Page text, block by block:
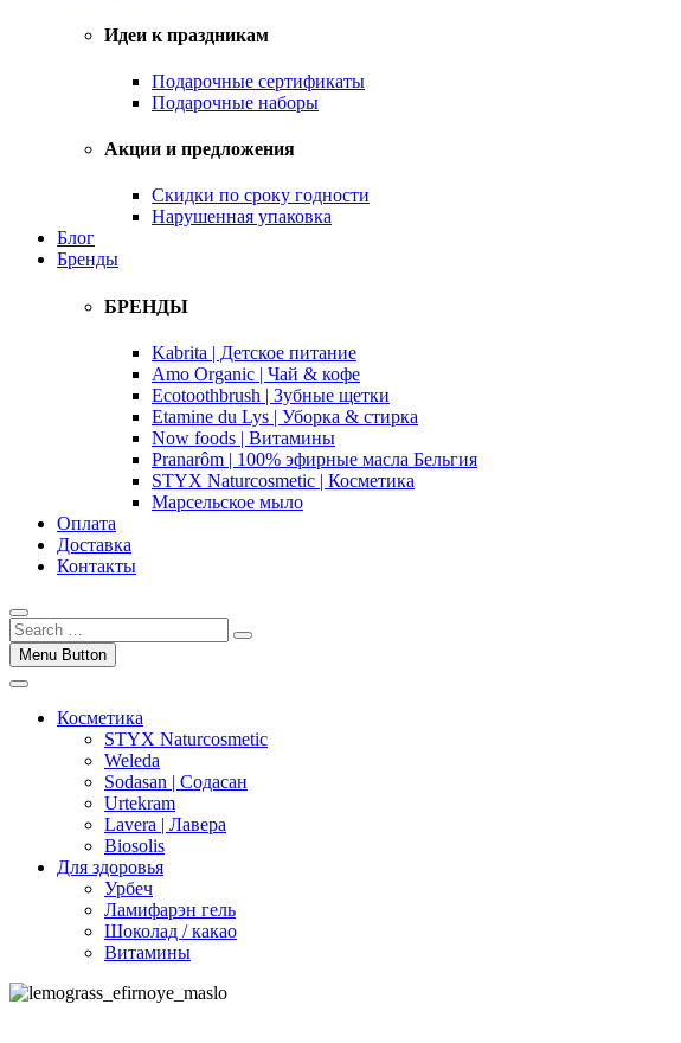
Идеи к праздникам
Подарочные сертификаты
Подарочные наборы
Акции и предложения
Скидки по сроку годности
Нарушенная упаковка
Блог
Бренды
БРЕНДЫ
Kabrita | Детское питание
Amo Organic | Чай & кофе
Ecotoothbrush | Зубные щетки
Etamine du Lys | Уборка & стирка
Now foods | Витамины
Pranarôm | 100% эфирные масла Бельгия
STYX Naturcosmetic | Косметика
Марсельское мыло
Оплата
Доставка
Контакты
Menu Button
Косметика
STYX Naturcosmetic
Weleda
Sodasan | Содасан
Urtekram
Lavera | Лавера
Biosolis
Для здоровья
Урбеч
Ламифарэн гель
Шоколад / какао
Витамины